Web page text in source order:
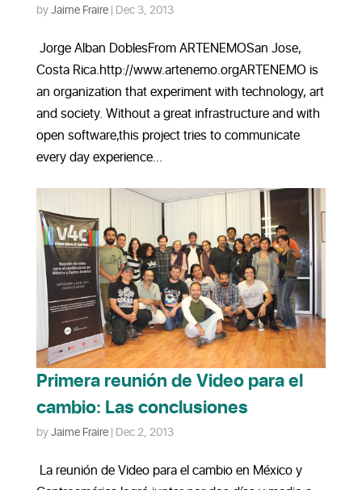
byJaime Fraire| Dec 3, 2013
Jorge Alban DoblesFrom ARTENEMOSan Jose,
Costa Rica.http://www.artenemo.orgARTENEMO is
an organization that experiment with technology, art
and society. Without a great infrastructure and with
open software,this project tries to communicate
every day experience...
Primera reunión de Video para el
cambio: Las conclusiones
byJaime Fraire| Dec 2, 2013
La reunión de Video para el cambio en México y